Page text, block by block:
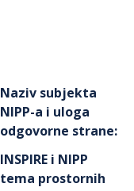
Naziv subjekta
NIPP-a i uloga
odgovorne strane:
INSPIRE i NIPP
tema prostornih